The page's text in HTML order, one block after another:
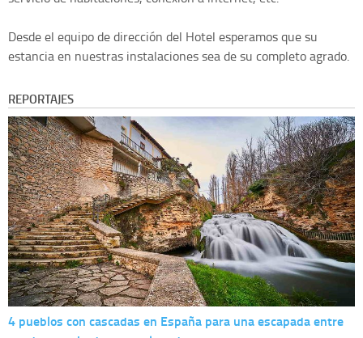
Desde el equipo de dirección del Hotel esperamos que su
estancia en nuestras instalaciones sea de su completo agrado.
REPORTAJES
4 pueblos con cascadas en España para una escapada entre